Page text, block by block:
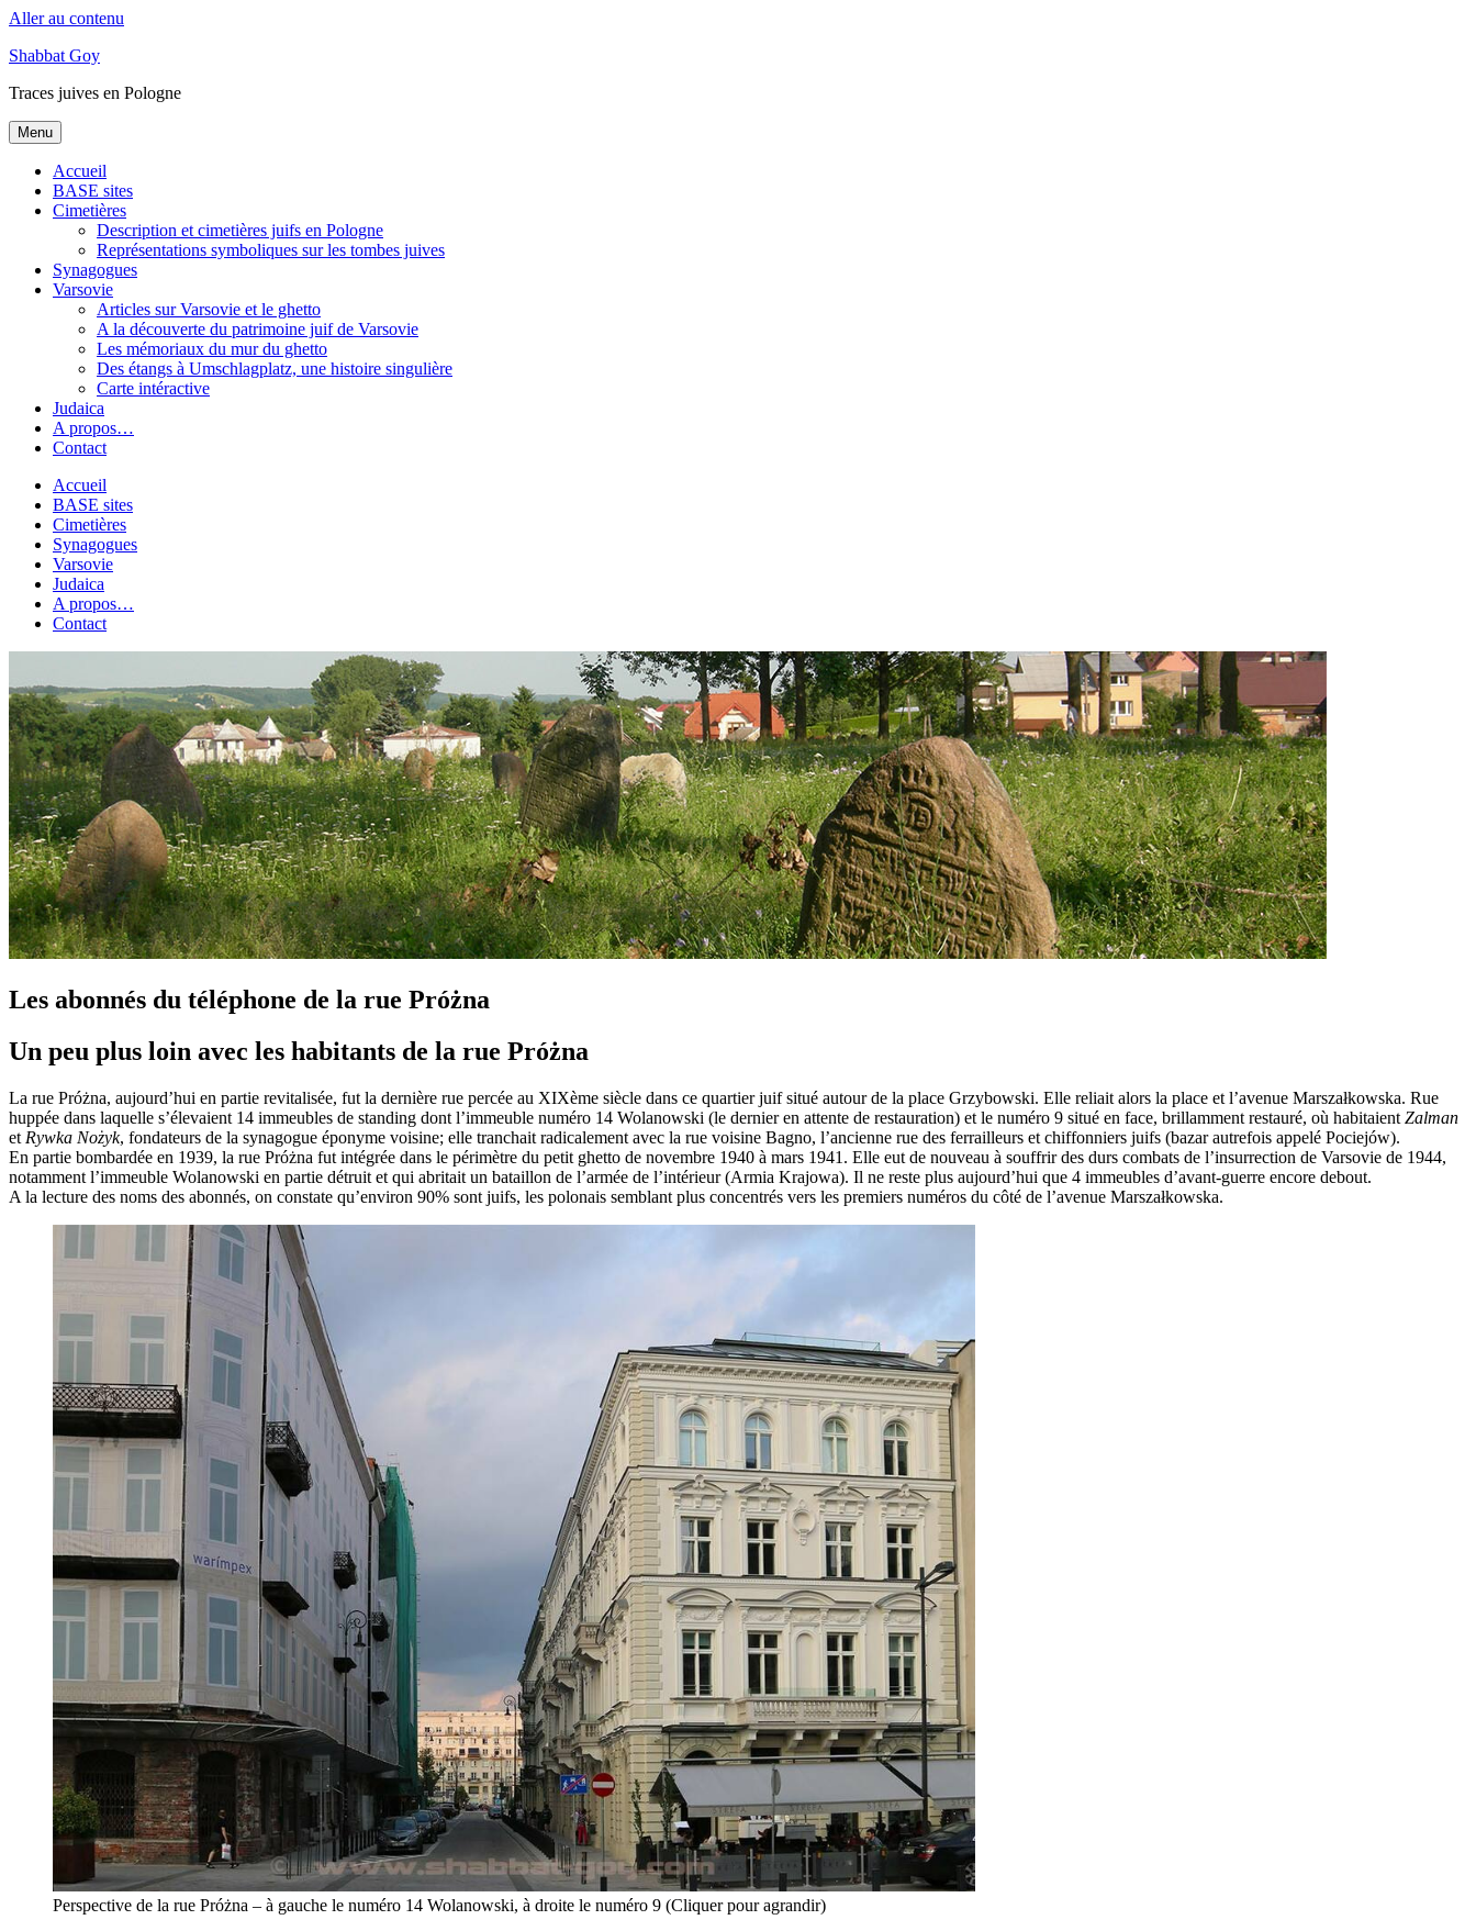
Aller au contenu
Shabbat Goy
Traces juives en Pologne
Menu
Accueil
BASE sites
Cimetières
Description et cimetières juifs en Pologne
Représentations symboliques sur les tombes juives
Synagogues
Varsovie
Articles sur Varsovie et le ghetto
A la découverte du patrimoine juif de Varsovie
Les mémoriaux du mur du ghetto
Des étangs à Umschlagplatz, une histoire singulière
Carte intéractive
Judaica
A propos…
Contact
Accueil
BASE sites
Cimetières
Synagogues
Varsovie
Judaica
A propos…
Contact
Les abonnés du téléphone de la rue Próżna
Un peu plus loin avec les habitants de la rue Próżna
La rue Próżna, aujourd’hui en partie revitalisée, fut la dernière rue percée au XIXème siècle dans ce quartier juif situé autour de la place Grzybowski. Elle reliait alors la place et l’avenue Marszałkowska. Rue
huppée dans laquelle s’élevaient 14 immeubles de standing dont l’immeuble numéro 14 Wolanowski (le dernier en attente de restauration) et le numéro 9 situé en face, brillamment restauré, où habitaient Zalman
et Rywka Nożyk, fondateurs de la synagogue éponyme voisine; elle tranchait radicalement avec la rue voisine Bagno, l’ancienne rue des ferrailleurs et chiffonniers juifs (bazar autrefois appelé Pociejów).
En partie bombardée en 1939, la rue Próżna fut intégrée dans le périmètre du petit ghetto de novembre 1940 à mars 1941. Elle eut de nouveau à souffrir des durs combats de l’insurrection de Varsovie de 1944,
notamment l’immeuble Wolanowski en partie détruit et qui abritait un bataillon de l’armée de l’intérieur (Armia Krajowa). Il ne reste plus aujourd’hui que 4 immeubles d’avant-guerre encore debout.
A la lecture des noms des abonnés, on constate qu’environ 90% sont juifs, les polonais semblant plus concentrés vers les premiers numéros du côté de l’avenue Marszałkowska.
Perspective de la rue Próżna – à gauche le numéro 14 Wolanowski, à droite le numéro 9 (Cliquer pour agrandir)